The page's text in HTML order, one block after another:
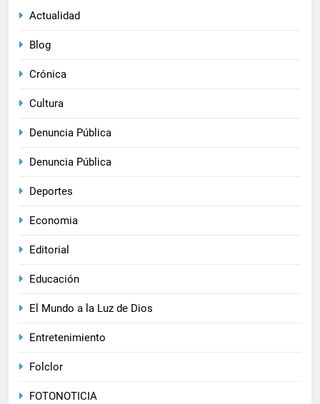
Actualidad
Blog
Crónica
Cultura
Denuncia Pública
Denuncia Pública
Deportes
Economia
Editorial
Educación
El Mundo a la Luz de Dios
Entretenimiento
Folclor
FOTONOTICIA